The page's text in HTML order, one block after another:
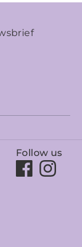
Follow us